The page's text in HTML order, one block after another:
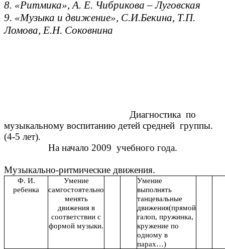
8. «Ритмика», А. Е. Чибрикова – Луговская
9. «Музыка и движение», С.И.Бекина, Т.П.
Ломова, Е.Н. Соковнина
Диагностика по
музыкальному воспитанию детей средней группы.
(4-5 лет).
На начало 2009 учебного года.
Музыкально-ритмические движения.
Ф. И.
ребенка
Умение
самгостоятельно
менять
движения в
соответствии с
формой музыки.
Умение
выполнять
танцевальные
движения(прямой
галоп, пружинка,
кружение по
одному в
парах…)